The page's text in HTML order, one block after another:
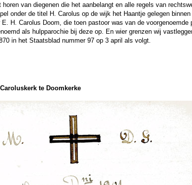
horen van diegenen die het aanbelangt en alle regels van
onder de titel H. Carolus op de wijk het Haantje gelegen
H. Carolus Doom, die toen pastoor was van de voorgenoemde
als hulpparochie bij deze op. En wier grenzen wij
in het Staatsblad nummer 97 op 3 april als volgt.
te Doomkerke